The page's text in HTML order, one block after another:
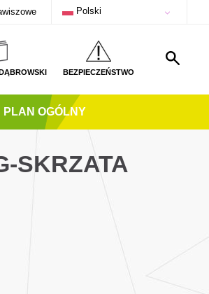
Polski
BEZPIECZEŃSTWO
PLAN OGÓLNY
SKRZATA